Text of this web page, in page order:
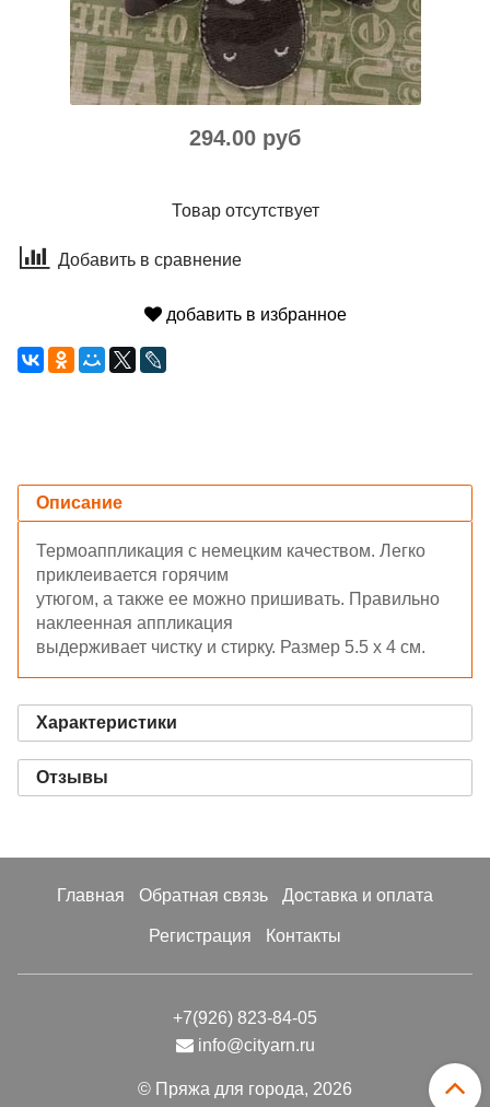
294.00 руб
Товар отсутствует
Добавить в сравнение
добавить в избранное
Описание
Термоаппликация с немецким качеством. Легко
приклеивается горячим
утюгом, а также ее можно пришивать. Правильно
наклеенная аппликация
выдерживает чистку и стирку. Размер 5.5 х 4 см.
Характеристики
Отзывы
Главная Обратная связь Доставка и оплата
Регистрация Контакты
+7(926) 823-84-05
info@cityarn.ru
© Пряжа для города, 2026